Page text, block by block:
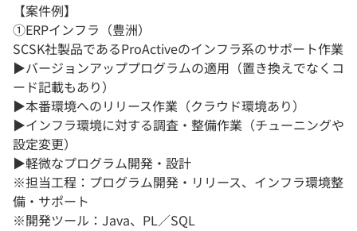
【案件例】
①ERPインフラ（豊洲）
SCSK社製品であるProActiveのインフラ系のサポート作業
▶︎バージョンアッププログラムの適用（置き換えでなくコ
ード記載もあり）
▶︎本番環境へのリリース作業（クラウド環境あり）
▶︎インフラ環境に対する調査・整備作業（チューニングや
設定変更）
▶︎軽微なプログラム開発・設計
※担当工程：プログラム開発・リリース、インフラ環境整
備・サポート
※開発ツール：Java、PL／SQL